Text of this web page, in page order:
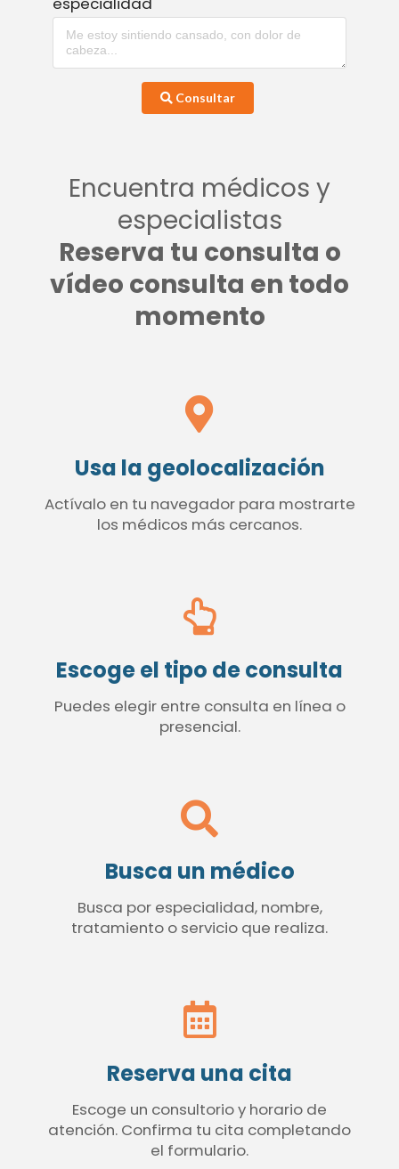
Consultar
Encuentra médicos y
especialistas
Reserva tu consulta o
vídeo consulta en todo
momento
Usa la geolocalización
Actívalo en tu navegador para mostrarte
los médicos más cercanos.
Escoge el tipo de consulta
Puedes elegir entre consulta en línea o
presencial.
Busca un médico
Busca por especialidad, nombre,
tratamiento o servicio que realiza.
Reserva una cita
Escoge un consultorio y horario de
atención. Confirma tu cita completando
el formulario.